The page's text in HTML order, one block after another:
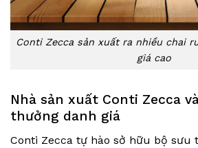
Conti Zecca sản xuất ra nhiều chai
giá cao
Nhà sản xuất Conti Zecca
thưởng danh giá
Conti Zecca tự hào sở hữu bộ sưu